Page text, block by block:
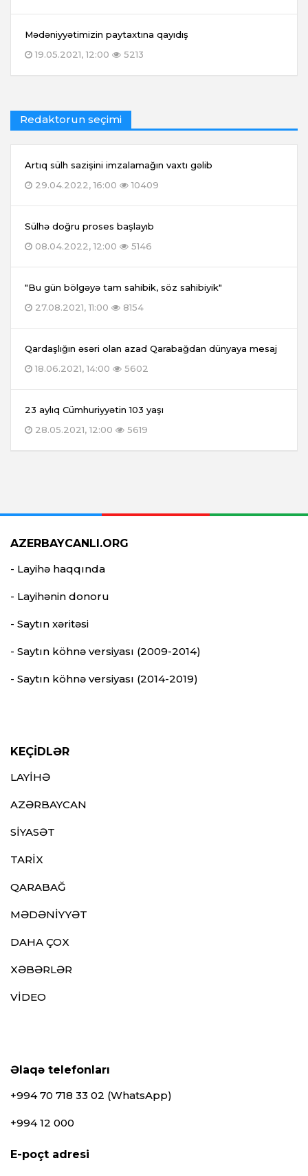
Mədəniyyətimizin paytaxtına qayıdış
19.05.2021, 12:00
5213
Redaktorun seçimi
Artıq sülh sazişini imzalamağın vaxtı gəlib
29.04.2022, 16:00
10409
Sülhə doğru proses başlayıb
08.04.2022, 12:00
5146
"Bu gün bölgəyə tam sahibik, söz sahibiyik"
27.08.2021, 11:00
8154
Qardaşlığın əsəri olan azad Qarabağdan dünyaya mesaj
18.06.2021, 14:00
5602
23 aylıq Cümhuriyyətin 103 yaşı
28.05.2021, 12:00
5619
AZERBAYCANLI.ORG
- Layihə haqqında
- Layihənin donoru
- Saytın xəritəsi
- Saytın köhnə versiyası (2009-2014)
- Saytın köhnə versiyası (2014-2019)
KEÇİDLƏR
LAYİHƏ
AZƏRBAYCAN
SİYASƏT
TARİX
QARABAĞ
MƏDƏNİYYƏT
DAHA ÇOX
XƏBƏRLƏR
VİDEO
Əlaqə telefonları
+994 70 718 33 02 (WhatsApp)
+994 12 000
E-poçt adresi